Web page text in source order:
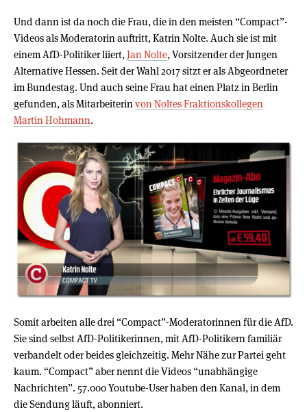
Und dann ist da noch die Frau, die in den meisten “Compact”-
Videos als Moderatorin auftritt, Katrin Nolte. Auch sie ist mit
einem AfD-Politiker liiert,Jan Nolte, Vorsitzender der Jungen
Alternative Hessen. Seit der Wahl 2017 sitzt er als Abgeordneter
im Bundestag. Und auch seine Frau hat einen Platz in Berlin
gefunden, als Mitarbeiterinvon Noltes Fraktionskollegen
Martin Hohmann.
Somit arbeiten alle drei “Compact”-Moderatorinnen für die AfD.
Sie sind selbst AfD-Politikerinnen, mit AfD-Politikern familiär
verbandelt oder beides gleichzeitig. Mehr Nähe zur Partei geht
kaum. “Compact” aber nennt die Videos “unabhängige
Nachrichten”. 57.000 Youtube-User haben den Kanal, in dem
die Sendung läuft, abonniert.